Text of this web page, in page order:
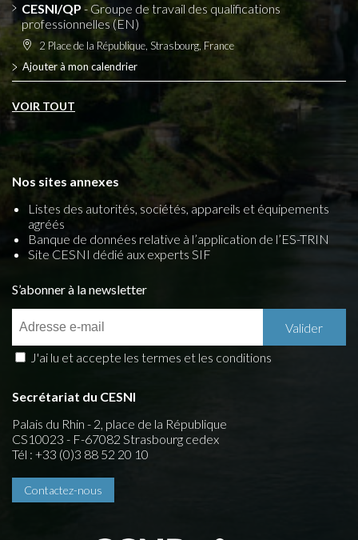
CESNI/QP - Groupe de travail des qualifications
professionnelles (EN)
2 Place de la République, Strasbourg, France
Ajouter à mon calendrier
VOIR TOUT
Nos sites annexes
Listes des autorités, sociétés, appareils et équipements
agréés
Banque de données relative à l’application de l’ES-TRIN
Site CESNI dédié aux experts SIF
S’abonner à la newsletter
J'ai lu et accepte les termes et les conditions
Secrétariat du CESNI
Palais du Rhin - 2, place de la République
CS10023 - F-67082 Strasbourg cedex
Tél : +33 (0)3 88 52 20 10
Contactez-nous